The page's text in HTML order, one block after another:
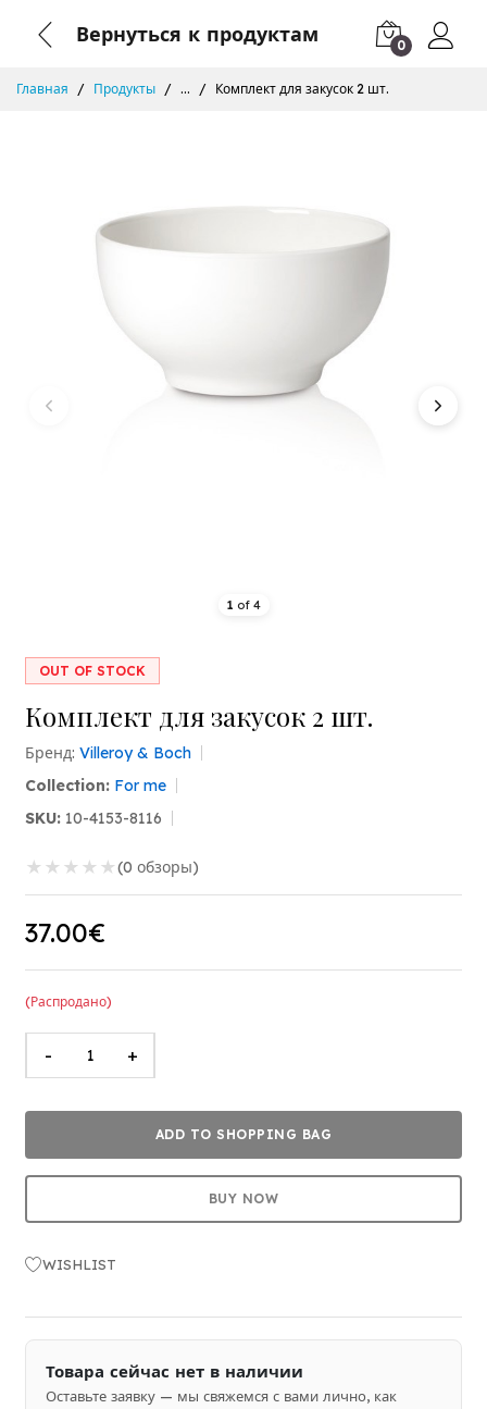
Вернуться к продуктам 0
Главная Продукты ... Комплект для закусок 2 шт.
1 of 4
OUT OF STOCK
Комплект для закусок 2 шт.
Бренд: Villeroy & Boch
Collection: For me
SKU: 10-4153-8116
★ ★ ★ ★ ★(0 обзоры)
37.00€
(Распродано)
- +
ADD TO SHOPPING BAG
BUY NOW
WISHLIST
Товара сейчас нет в наличии
Оставьте заявку — мы свяжемся с вами лично, как